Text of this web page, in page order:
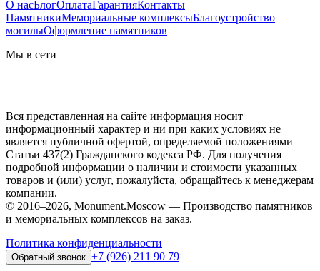
О насБлогОплатаГарантияКонтакты
ПамятникиМемориальные комплексыБлагоустройство
могилыОформление памятников
Мы в сети
Вся представленная на сайте информация носит
информационный характер и ни при каких условиях не
является публичной офертой, определяемой положениями
Статьи 437(2) Гражданского кодекса РФ. Для получения
подробной информации о наличии и стоимости указанных
товаров и (или) услуг, пожалуйста, обращайтесь к менеджерам
компании.
© 2016–2026, Monument.Moscow — Производство памятников
и мемориальных комплексов на заказ.
Политика конфиденциальности
Обратный звонок +7 (926) 211 90 79